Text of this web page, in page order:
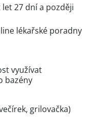
27 dní a později
lékařské poradny
využívat
bazény
grilovačka)